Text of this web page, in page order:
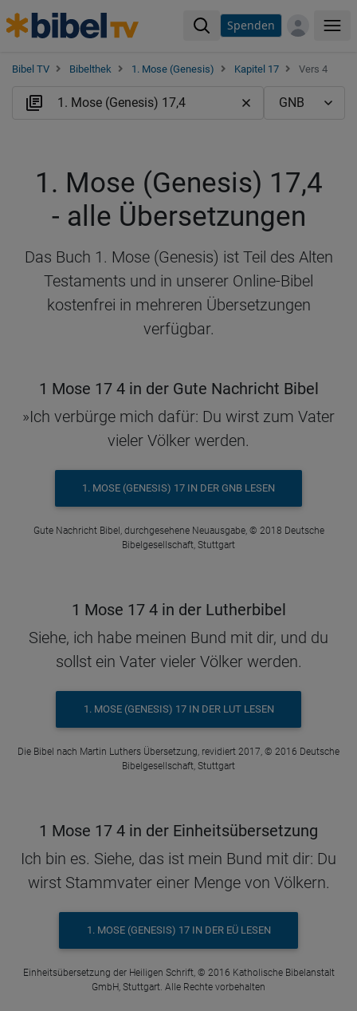
Spenden
Bibel TV Bibelthek 1. Mose (Genesis) Kapitel 17 Vers 4
1. Mose (Genesis) 17,4
- alle Übersetzungen
Das Buch 1. Mose (Genesis) ist Teil des Alten
Testaments und in unserer Online-Bibel
kostenfrei in mehreren Übersetzungen
verfügbar.
1 Mose 17 4 in der Gute Nachricht Bibel
»Ich verbürge mich dafür: Du wirst zum Vater
vieler Völker werden.
1. MOSE (GENESIS) 17 IN DER GNB LESEN
Gute Nachricht Bibel, durchgesehene Neuausgabe, © 2018 Deutsche
Bibelgesellschaft, Stuttgart
1 Mose 17 4 in der Lutherbibel
Siehe, ich habe meinen Bund mit dir, und du
sollst ein Vater vieler Völker werden.
1. MOSE (GENESIS) 17 IN DER LUT LESEN
Die Bibel nach Martin Luthers Übersetzung, revidiert 2017, © 2016 Deutsche
Bibelgesellschaft, Stuttgart
1 Mose 17 4 in der Einheitsübersetzung
Ich bin es. Siehe, das ist mein Bund mit dir: Du
wirst Stammvater einer Menge von Völkern.
1. MOSE (GENESIS) 17 IN DER EÜ LESEN
Einheitsübersetzung der Heiligen Schrift, © 2016 Katholische Bibelanstalt
GmbH, Stuttgart. Alle Rechte vorbehalten